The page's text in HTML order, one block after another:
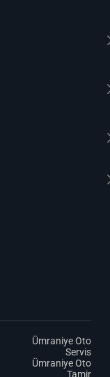
Ümraniye Oto
Servis
Ümraniye Oto
Tamir